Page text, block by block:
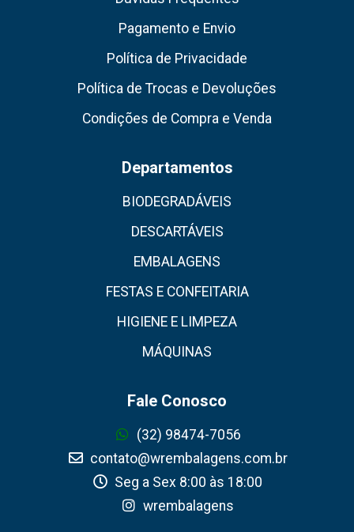
Pagamento e Envio
Política de Privacidade
Política de Trocas e Devoluções
Condições de Compra e Venda
Departamentos
BIODEGRADÁVEIS
DESCARTÁVEIS
EMBALAGENS
FESTAS E CONFEITARIA
HIGIENE E LIMPEZA
MÁQUINAS
Fale Conosco
(32) 98474-7056
contato@wrembalagens.com.br
Seg a Sex 8:00 às 18:00
wrembalagens